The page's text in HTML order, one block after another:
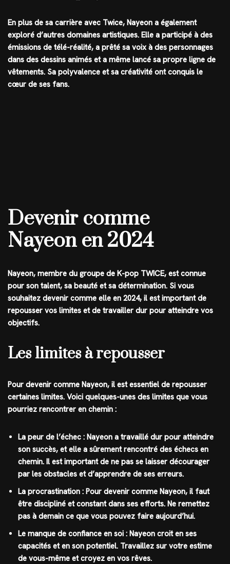
En plus de sa carrière avec Twice, Nayeon a également
exploré d’autres domaines artistiques. Elle a participé à des
émissions de télé-réalité, a prêté sa voix à des personnages
dans des dessins animés et a même lancé sa propre ligne de
vêtements. Sa polyvalence et sa créativité ont conquis le
cœur de ses fans.
Devenir comme
Nayeon en 2024
Nayeon, membre du groupe de K-pop TWICE, est connue
pour son talent, sa beauté et sa détermination. Si vous
souhaitez devenir comme elle en 2024, il est important de
repousser vos limites et de travailler dur pour atteindre vos
objectifs.
Les limites à repousser
Pour devenir comme Nayeon, il est essentiel de repousser
certaines limites. Voici quelques-unes des limites que vous
pourriez rencontrer en chemin :
La peur de l’échec : Nayeon a travaillé dur pour atteindre
son succès, et elle a sûrement rencontré des échecs en
chemin. Il est important de ne pas se laisser décourager
par les obstacles et d’apprendre de ses erreurs.
La procrastination : Pour devenir comme Nayeon, il faut
être discipliné et constant dans ses efforts. Ne remettez
pas à demain ce que vous pouvez faire aujourd’hui.
Le manque de confiance en soi : Nayeon croit en ses
capacités et en son potentiel. Travaillez sur votre estime
de vous-même et croyez en vos rêves.